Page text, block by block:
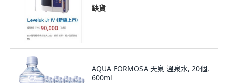
缺貨
AQUA FORMOSA 天泉 溫泉水, 20個,
600ml